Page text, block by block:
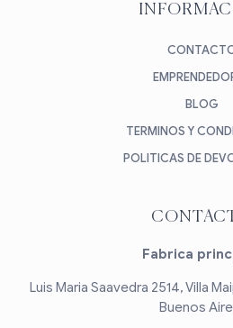
BLOG
TERMINOS Y
POLITICAS DE
Fabrica
Luis Maria Saavedra 2514, Villa
Buenos